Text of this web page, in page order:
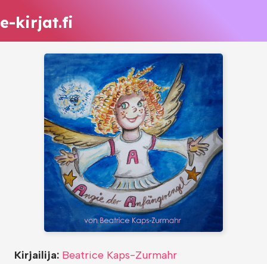
e-kirjat.fi
Kirjailija: Beatrice Kaps-Zurmahr